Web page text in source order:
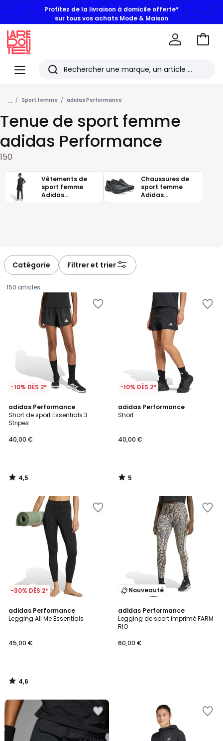
BONS PLANS | Jusqu'à -50% dès 2 articles*
Menu
Redoute
Rechercher
Les
derniers
articles
consultés
Aller
... Sport femme adidas Performance
Tenue de sport femme
adidas Performance
150
Vêtements de
sport femme
Adidas
performance
Chaussures de
sport femme
Adidas
performance
Catégorie Filtrer et trier
150 articles
-10% DÈS 2*
adidas Performance
Short de sport Essentials 3
Stripes
€.
40,00 €
4,5
/ 5
4,5
/
-10% DÈS 2*
adidas Performance
Short
40,00 €
5
/
5
/
-30% DÈS 2*
adidas Performance
Legging All Me Essentials
45,00 €
4,6
/ 5
4,6
/
Nouveauté
adidas Performance
Legging de sport imprimé FARM
RIO
60,00 €